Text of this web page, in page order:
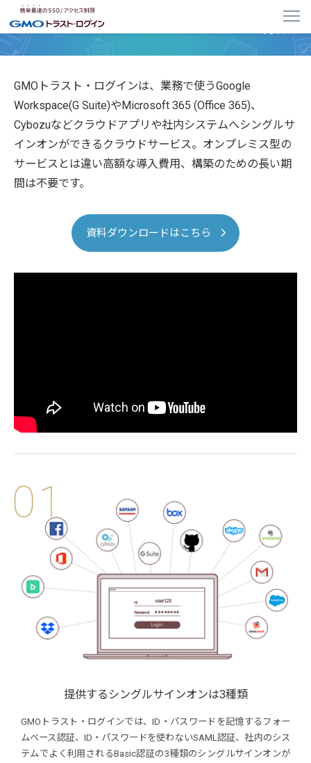
GMOトラスト・ログイン サービスの特徴
GMOトラスト・ログインは、業務で使うGoogle
Workspace(G Suite)やMicrosoft 365 (Office 365)、
Cybozuなどクラウドアプリや社内システムへシングルサ
インオンができるクラウドサービス。オンプレミス型の
サービスとは違い高額な導入費用、構築のための長い期
間は不要です。
資料ダウンロードはこちら
提供するシングルサインオンは3種類
GMOトラスト・ログインでは、ID・パスワードを記憶するフォー
ムベース認証、ID・パスワードを使わないSAML認証、社内のシス
テムでよく利用されるBasic認証の3種類のシングルサインオンが